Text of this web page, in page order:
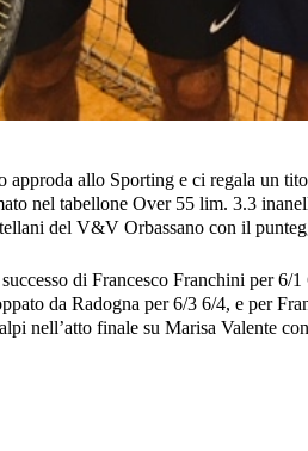
approda allo Sporting e ci regala un
nel tabellone Over 55 lim. 3.3
del V&V Orbassano con il
di Francesco Franchini per 6/
da Radogna per 6/3 6/4, e per
nell’atto finale su Marisa Valente